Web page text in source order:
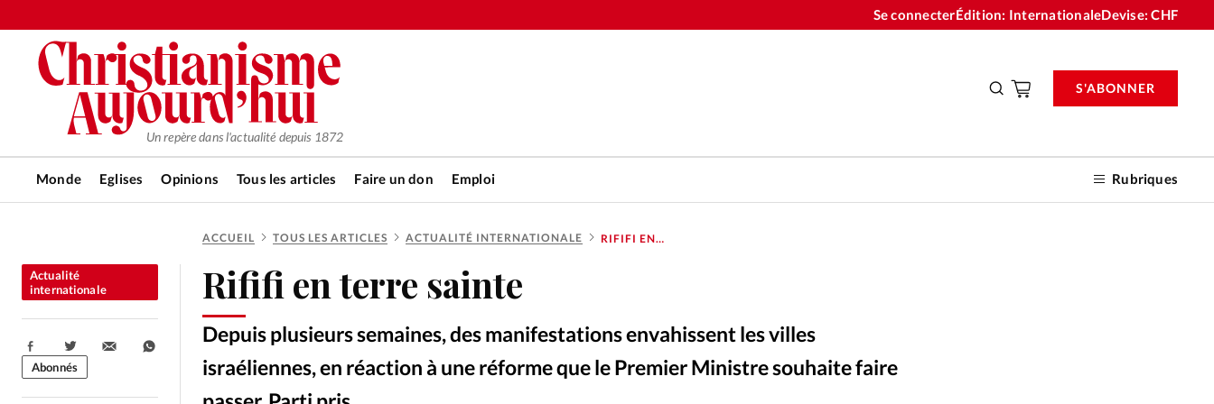
Se connecterÉdition: InternationaleDevise:CHF
Un repère dans l'actualité depuis 1872
Monde Eglises Opinions Tous les articles Faire un don Emploi Rubriques
S'ABONNER
RUBRIQUES
Tous les articles
Actualité chrétienne
Actualité internationale
Chronique
Faire un don
ACCUEIL TOUS LES ARTICLES ACTUALITÉ INTERNATIONALE RIFIFI EN TERRE SAINTE
Rififi en terre sainte
Depuis plusieurs semaines, des manifestations envahissent les villes
israéliennes, en réaction à une réforme que le Premier Ministre souhaite faire
Actualité
internationale
Partager:
Abonnés